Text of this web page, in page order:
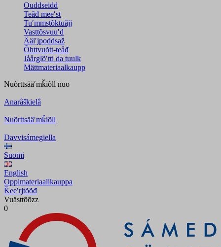
Ouddseidd
Teâđ meeʹst
Tuʹmmstõktuâjj
Vasttõsvuuʹd
Ääiʹjpoddsaž
Õhttvuõtt-teâđ
Jåårǥlõʹtti da tuulk
Mättmateriaalkaupp
Nuõrttsääʹmǩiõll nuo
Anarâškielâ
Nuõrttsääʹmǩiõll
Davvisámegiella
Suomi
English
Oppimateriaalikauppa
Ǩeeʹrjtõõđ
Vuästtõõzz
0